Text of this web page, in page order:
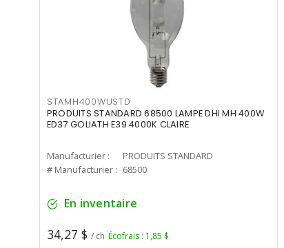
STAMH400WUSTD
PRODUITS STANDARD 68500 LAMPE DHI MH 400W
ED37 GOLIATH E39 4000K CLAIRE
Manufacturier :
PRODUITS STANDARD
# Manufacturier : 68500
En inventaire
34,27 $ / ch Écofrais : 1,85 $